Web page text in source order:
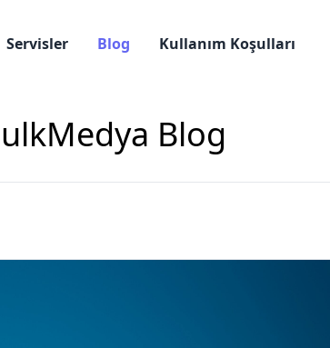
Servisler Blog Kullanım Koşulları
Blog